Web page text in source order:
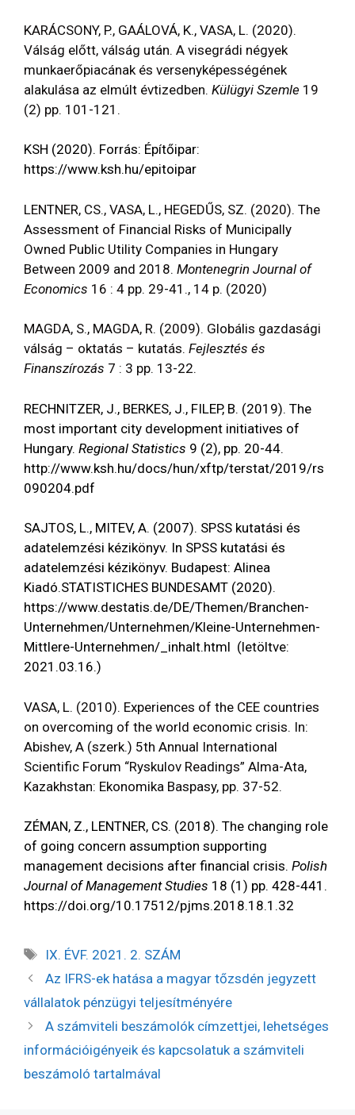
KARÁCSONY, P., GAÁLOVÁ, K., VASA, L. (2020).
Válság előtt, válság után. A visegrádi négyek
munkaerőpiacának és versenyképességének
alakulása az elmúlt évtizedben. Külügyi Szemle 19
(2) pp. 101-121.
KSH (2020). Forrás: Építőipar:
https://www.ksh.hu/epitoipar
LENTNER, CS., VASA, L., HEGEDŰS, SZ. (2020). The
Assessment of Financial Risks of Municipally
Owned Public Utility Companies in Hungary
Between 2009 and 2018. Montenegrin Journal of
Economics 16 : 4 pp. 29-41., 14 p. (2020)
MAGDA, S., MAGDA, R. (2009). Globális gazdasági
válság – oktatás – kutatás. Fejlesztés és
Finanszírozás 7 : 3 pp. 13-22.
RECHNITZER, J., BERKES, J., FILEP, B. (2019). The
most important city development initiatives of
Hungary. Regional Statistics 9 (2), pp. 20-44.
http://www.ksh.hu/docs/hun/xftp/terstat/2019/rs
090204.pdf
SAJTOS, L., MITEV, A. (2007). SPSS kutatási és
adatelemzési kézikönyv. In SPSS kutatási és
adatelemzési kézikönyv. Budapest: Alinea
Kiadó.STATISTICHES BUNDESAMT (2020).
https://www.destatis.de/DE/Themen/Branchen-
Unternehmen/Unternehmen/Kleine-Unternehmen-
Mittlere-Unternehmen/_inhalt.html (letöltve:
2021.03.16.)
VASA, L. (2010). Experiences of the CEE countries
on overcoming of the world economic crisis. In:
Abishev, A (szerk.) 5th Annual International
Scientific Forum “Ryskulov Readings” Alma-Ata,
Kazakhstan: Ekonomika Baspasy, pp. 37-52.
ZÉMAN, Z., LENTNER, CS. (2018). The changing role
of going concern assumption supporting
management decisions after financial crisis. Polish
Journal of Management Studies 18 (1) pp. 428-441.
https://doi.org/10.17512/pjms.2018.18.1.32
IX. ÉVF. 2021. 2. SZÁM
Az IFRS-ek hatása a magyar tőzsdén jegyzett
vállalatok pénzügyi teljesítményére
A számviteli beszámolók címzettjei, lehetséges
információigényeik és kapcsolatuk a számviteli
beszámoló tartalmával